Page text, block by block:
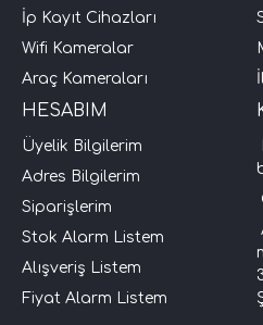
İp Kayıt Cihazları
Wifi Kameralar
Araç Kameraları
HESABIM
Üyelik Bilgilerim
Adres Bilgilerim
Siparişlerim
Stok Alarm Listem
Alışveriş Listem
Fiyat Alarm Listem